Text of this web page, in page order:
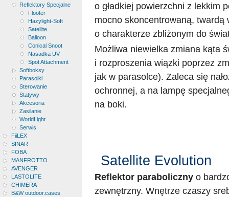
Reflektory Specjalne
Flooter
Hazylight-Soft
Satellite
Balloon
Conical Snoot
Nasadka UV
Spot Attachment
Softboksy
Parasolki
Sterowanie
Statywy
Akcesoria
Zasilanie
WorldLight
Serwis
FiiLEX
SINAR
FOBA
MANFROTTO
AVENGER
LASTOLITE
CHIMERA
B&W outdoor.cases
o gładkiej powierzchni z lekkim
mocno skoncentrowaną, twardą
o charakterze zbliżonym do
Możliwa niewielka zmiana kąta
i rozproszenia wiązki poprzez
jak w parasolce). Zaleca się
ochronnej, a na lampę
na boki.
Satellite Evolution
Reflektor paraboliczny o
zewnętrzny. Wnętrze czaszy